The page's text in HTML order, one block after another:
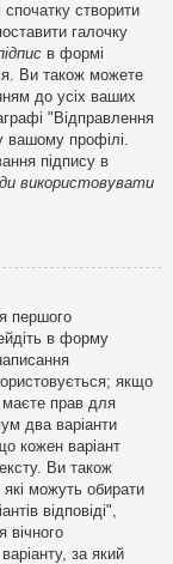
створити
галочку
в формі
Ви також можете
до усіх ваших
"Відправлення
вашому профілі.
підпису в
використовувати
першого
в форму
якщо
прав для
два варіанти
кожен варіант
Ви також
які можуть обирати
відповіді",
вічного
за який